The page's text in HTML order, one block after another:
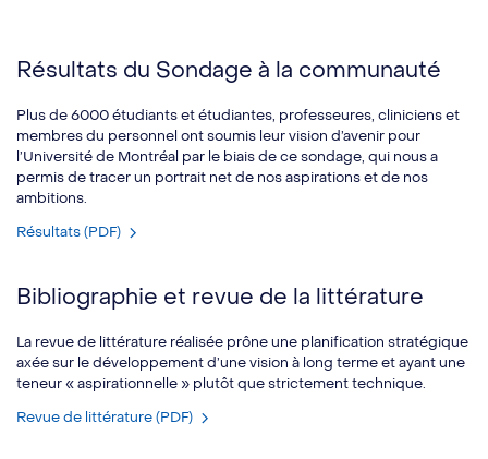
Résultats du Sondage à la communauté
Plus de 6000 étudiants et étudiantes, professeures, cliniciens et
membres du personnel ont soumis leur vision d’avenir pour
l’Université de Montréal par le biais de ce sondage, qui nous a
permis de tracer un portrait net de nos aspirations et de nos
ambitions.
Résultats (PDF)
Bibliographie et revue de la littérature
La revue de littérature réalisée prône une planification stratégique
axée sur le développement d’une vision à long terme et ayant une
teneur « aspirationnelle » plutôt que strictement technique.
Revue de littérature (PDF)